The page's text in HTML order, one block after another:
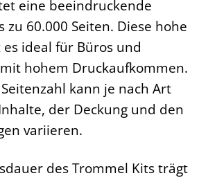
eine beeindruckende
zu 60.000 Seiten. Diese hohe
ideal für Büros und
hohem Druckaufkommen.
kann je nach Art
der Deckung und den
variieren.
des Trommel Kits trägt